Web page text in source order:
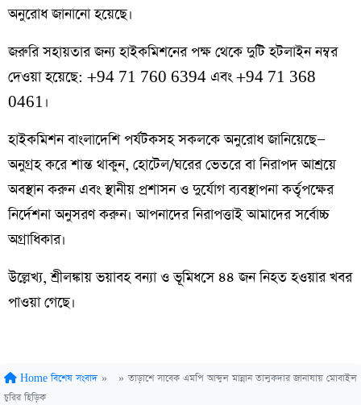
অনুরোধ জানানো হয়েছে।
জরুরি সহায়তার জন্য হাইকমিশনের পক্ষ থেকে দুটি হটলাইন নম্বর
দেওয়া হয়েছে: +94 71 760 6394 এবং +94 71 368
0461।
হাইকমিশন বাংলাদেশি পর্যটকসহ সকলকে অনুরোধ জানিয়েছে—
অনুগ্রহ করে শান্ত থাকুন, হোটেল/ঘরের ভেতরে বা নিরাপদ আশ্রয়ে
অবস্থান করুন এবং স্থানীয় প্রশাসন ও দুর্যোগ ব্যবস্থাপনা কর্তৃপক্ষের
নির্দেশনা অনুসরণ করুন। আপনাদের নিরাপত্তাই আমাদের সর্বোচ্চ
অগ্রাধিকার।
উল্লেখ্য, শ্রীলঙ্কায় ভয়াবহ বন্যা ও ভূমিধসে ৪৪ জন নিহত হওয়ার খবর
পাওয়া গেছে।
Home বিশেষ সংবাদ » » তাড়াশে সাবেক এমপি আব্দুল মান্নান তালুকদার জানাযায় মোবাইল
চুরির হিড়িক